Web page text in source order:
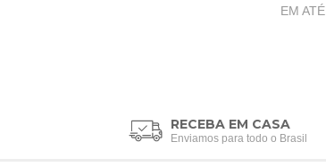
EM ATÉ
RECEBA EM CASA
Enviamos para todo o Brasil